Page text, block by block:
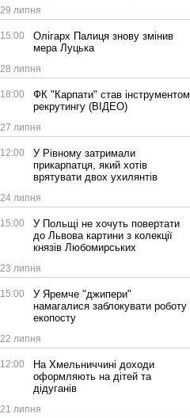
29 липня
15:00
Олігарх Палиця знову змінив
мера Луцька
28 липня
18:00
ФК "Карпати" став інструментом
рекрутингу (ВІДЕО)
27 липня
12:00
У Рівному затримали
прикарпатця, який хотів
врятувати двох ухилянтів
24 липня
15:00
У Польщі не хочуть повертати
до Львова картини з колекції
князів Любомирських
23 липня
15:00
У Яремче "джипери"
намагалися заблокувати роботу
екопосту
22 липня
12:00
На Хмельниччині доходи
оформляють на дітей та
дідуганів
21 липня